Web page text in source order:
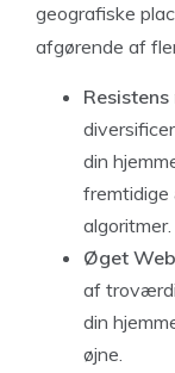
geografiske
afgørende af
din
fremtidige
algoritmer.
Øget
af
din
øjne.